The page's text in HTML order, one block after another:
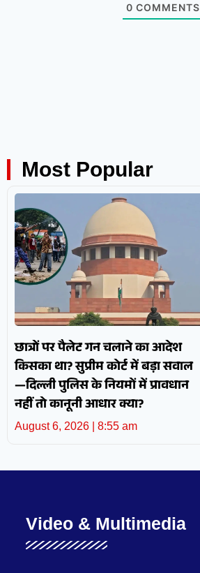
0 COMMENTS
Most Popular
छात्रों पर पैलेट गन चलाने का आदेश
किसका था? सुप्रीम कोर्ट में बड़ा सवाल
—दिल्ली पुलिस के नियमों में प्रावधान
नहीं तो कानूनी आधार क्या?
August 6, 2026 8:55 am
Video & Multimedia